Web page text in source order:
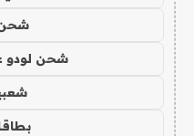
شحن
شحن لودو